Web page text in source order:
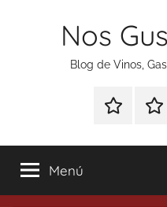
Nos
Blog de Vinos,
Especial
Tonics
Menú